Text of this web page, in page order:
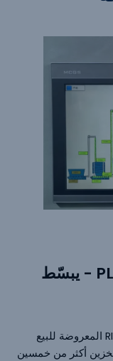
نظام التحكم بشاشة اللمس PLC - يبسّط
تتميز ماكينة بثق أغذية الحيوانات الأليفة RICHI المعروضة للبيع
أكثر من خمسين